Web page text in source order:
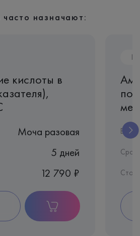
назначают:
кислоты в
Моча разовая
5 дней
12 790 ₽
Срок